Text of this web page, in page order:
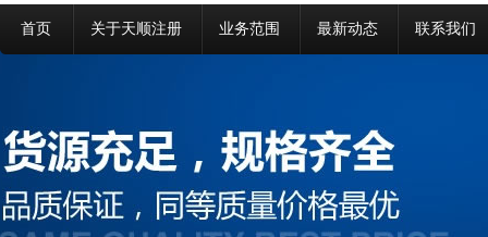
首页 关于天顺注册 业务范围 最新动态 联系我们